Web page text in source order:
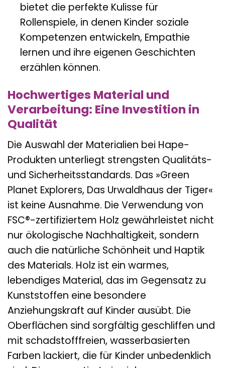
bietet die perfekte Kulisse für
Rollenspiele, in denen Kinder soziale
Kompetenzen entwickeln, Empathie
lernen und ihre eigenen Geschichten
erzählen können.
Hochwertiges Material und
Verarbeitung: Eine Investition in
Qualität
Die Auswahl der Materialien bei Hape-
Produkten unterliegt strengsten Qualitäts-
und Sicherheitsstandards. Das »Green
Planet Explorers, Das Urwaldhaus der Tiger«
ist keine Ausnahme. Die Verwendung von
FSC®-zertifiziertem Holz gewährleistet nicht
nur ökologische Nachhaltigkeit, sondern
auch die natürliche Schönheit und Haptik
des Materials. Holz ist ein warmes,
lebendiges Material, das im Gegensatz zu
Kunststoffen eine besondere
Anziehungskraft auf Kinder ausübt. Die
Oberflächen sind sorgfältig geschliffen und
mit schadstofffreien, wasserbasierten
Farben lackiert, die für Kinder unbedenklich